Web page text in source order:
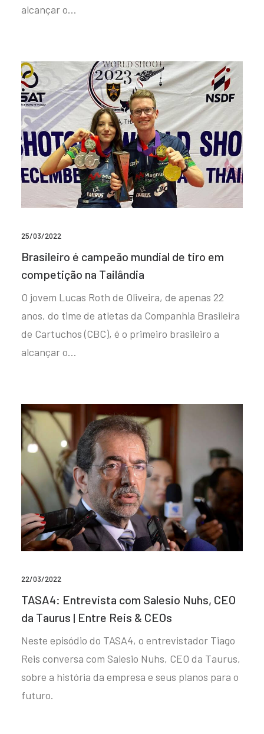
alcançar o…
25/03/2022
Brasileiro é campeão mundial de tiro em
competição na Tailândia
O jovem Lucas Roth de Oliveira, de apenas 22
anos, do time de atletas da Companhia Brasileira
de Cartuchos (CBC), é o primeiro brasileiro a
alcançar o…
22/03/2022
TASA4: Entrevista com Salesio Nuhs, CEO
da Taurus | Entre Reis & CEOs
Neste episódio do TASA4, o entrevistador Tiago
Reis conversa com Salesio Nuhs, CEO da Taurus,
sobre a história da empresa e seus planos para o
futuro.